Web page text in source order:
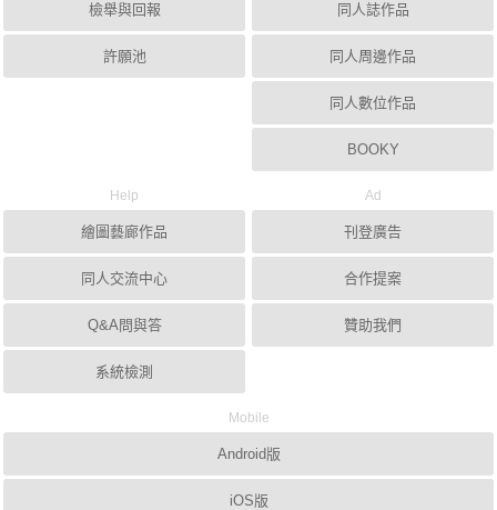
檢舉與回報
許願池
同人誌作品
同人周邊作品
同人數位作品
BOOKY
Help
繪圖藝廊作品
同人交流中心
Q&A問與答
系統檢測
Ad
刊登廣告
合作提案
贊助我們
Mobile
Android版
iOS版